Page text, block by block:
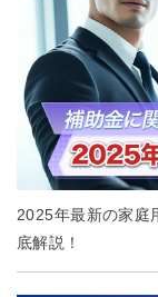
2025年最新の家庭
底解説！